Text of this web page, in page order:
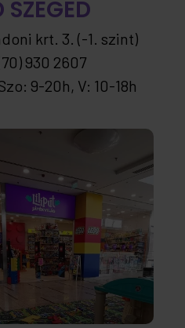
krt. 3. (-1. szint)
930 2607
9-20h, V: 10-18h